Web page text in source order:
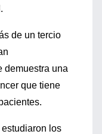
de un tercio
demuestra una
que tiene
los